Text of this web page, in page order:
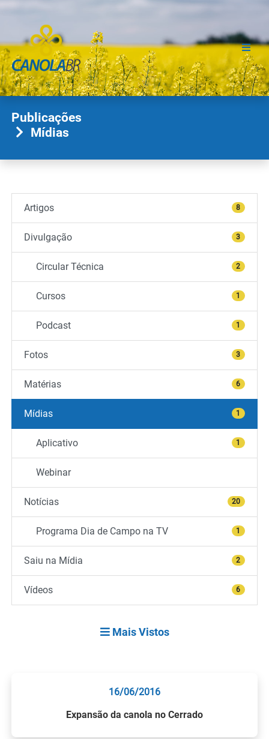
Publicações
Mídias
16/06/2016
Expansão da canola no Cerrado
Artigos 8
Divulgação 3
Circular Técnica 2
Cursos 1
Podcast 1
Fotos 3
Matérias 6
Mídias 1
Aplicativo 1
Webinar
Notícias 20
Programa Dia de Campo na TV 1
Saiu na Mídia 2
Vídeos 6
Mais Vistos